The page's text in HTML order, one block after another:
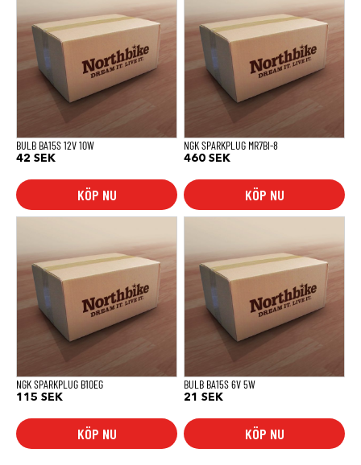
BULB BA15S 12V 10W
42 SEK
KÖP NU
NGK SPARKPLUG MR7BI-8
460 SEK
KÖP NU
NGK SPARKPLUG B10EG
115 SEK
KÖP NU
BULB BA15S 6V 5W
21 SEK
KÖP NU